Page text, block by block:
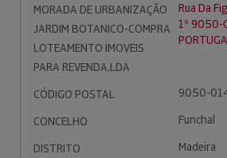
MORADA DE URBANIZAÇÃO
JARDIM BOTANICO-COMPRA
LOTEAMENTO IMOVEIS
PARA REVENDA,LDA
Rua Da
1º 9050-
CÓDIGO POSTAL
9050-
CONCELHO
Funchal
DISTRITO
Madeira